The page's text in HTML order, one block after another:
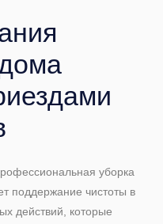
уборка
поддержание чистоты в
действий, которые